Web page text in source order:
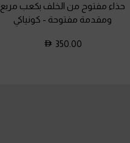
حذاء مفتوح من الخلف بكعب مربع
ومقدمة مفتوحة - كونياكي
350.00